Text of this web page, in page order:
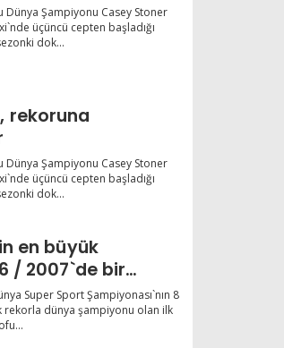
Dünya Şampiyonu Casey Stoner
üçüncü cepten başladığı
dok...
rekoruna
Dünya Şampiyonu Casey Stoner
üçüncü cepten başladığı
dok...
en büyük
/ 2007`de bir
Bisiklet T
Super Sport Şampiyonası`nın 8
rekorla dünya şampiyonu olan ilk